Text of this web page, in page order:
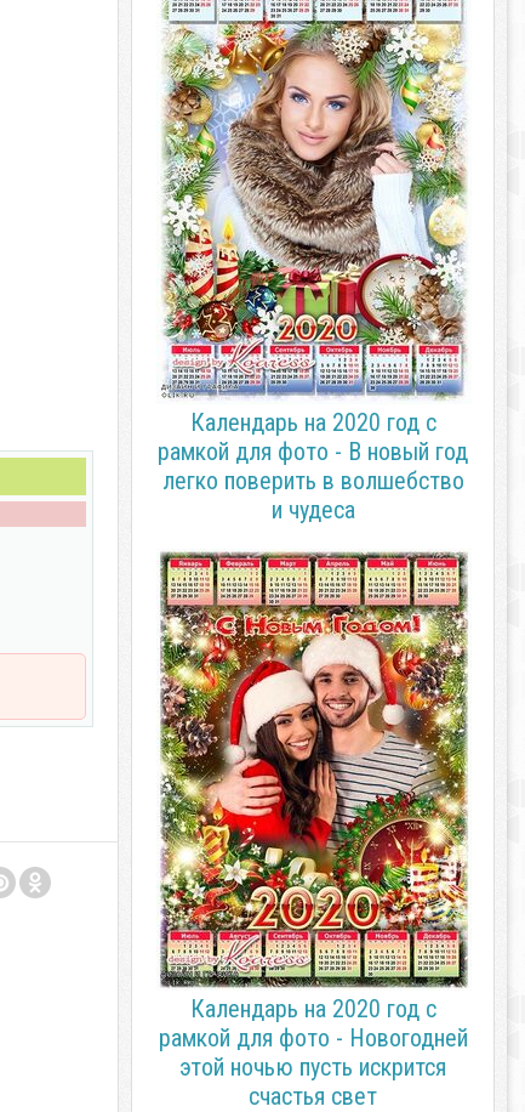
Календарь на 2020 год с
рамкой для фото - В новый год
легко поверить в волшебство
и чудеса
Календарь на 2020 год с
рамкой для фото - Новогодней
этой ночью пусть искрится
счастья свет